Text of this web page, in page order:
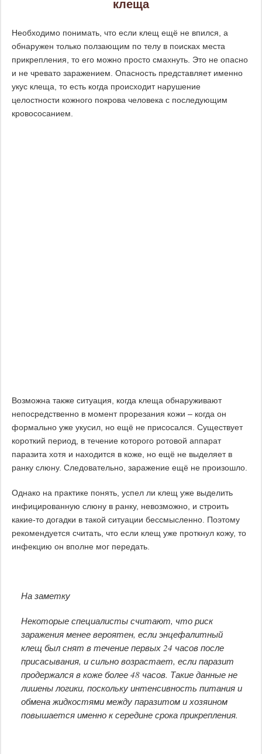
клеща
Необходимо понимать, что если клещ ещё не впился, а
обнаружен только ползающим по телу в поисках места
прикрепления, то его можно просто смахнуть. Это не опасно
и не чревато заражением. Опасность представляет именно
укус клеща, то есть когда происходит нарушение
целостности кожного покрова человека с последующим
кровососанием.
Возможна также ситуация, когда клеща обнаруживают
непосредственно в момент прорезания кожи – когда он
формально уже укусил, но ещё не присосался. Существует
короткий период, в течение которого ротовой аппарат
паразита хотя и находится в коже, но ещё не выделяет в
ранку слюну. Следовательно, заражение ещё не произошло.
Однако на практике понять, успел ли клещ уже выделить
инфицированную слюну в ранку, невозможно, и строить
какие-то догадки в такой ситуации бессмысленно. Поэтому
рекомендуется считать, что если клещ уже проткнул кожу, то
инфекцию он вполне мог передать.
На заметку
Некоторые специалисты считают, что риск
заражения менее вероятен, если энцефалитный
клещ был снят в течение первых 24 часов после
присасывания, и сильно возрастает, если паразит
продержался в коже более 48 часов. Такие данные не
лишены логики, поскольку интенсивность питания и
обмена жидкостями между паразитом и хозяином
повышается именно к середине срока прикрепления.